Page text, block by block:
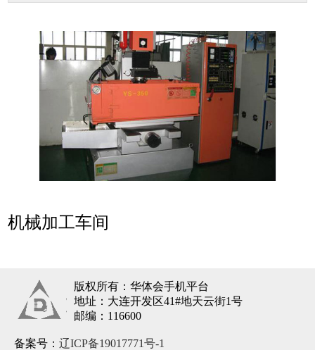
机械加工车间
版权所有：华体会手机平台
地址：大连开发区41#地天云街1号
邮编：116600
备案号： 辽ICP备19017771号-1